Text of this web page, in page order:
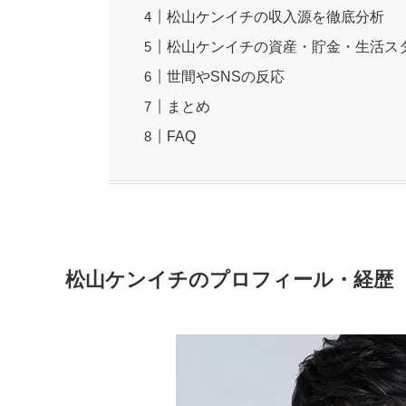
松山ケンイチの収入源を徹底分析
松山ケンイチの資産・貯金・生活ス
世間やSNSの反応
まとめ
FAQ
松山ケンイチのプロフィール・経歴